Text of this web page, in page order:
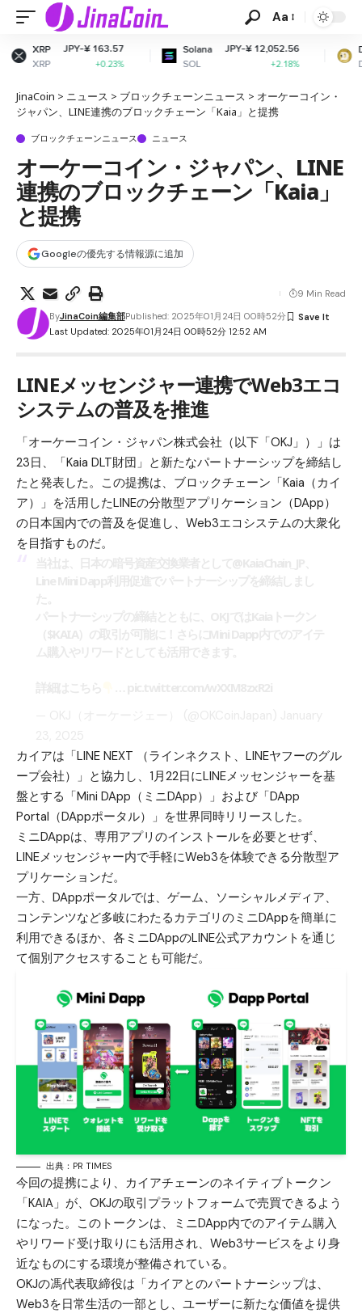
Aa
+0.23%
Solana
SOL
JPY-¥ 12,052.56
+2.18%
Dogecoin
DOGE
JPY-¥
-
JinaCoin > ニュース > ブロックチェーンニュース > オーケーコイン・
ジャパン、LINE連携のブロックチェーン「Kaia」と提携
ブロックチェーンニュース ニュース
オーケーコイン・ジャパン、LINE
連携のブロックチェーン「Kaia」
と提携
Googleの優先する情報源に追加
Last Updated: 2025年01月24日 00時52分 12:52 AM
ByJinaCoin編集部Published: 2025年01月24日 00時52分
9 Min Read
LINEメッセンジャー連携でWeb3エコ
システムの普及を推進
「オーケーコイン・ジャパン株式会社（以下「OKJ」）」は
23日、「Kaia DLT財団」と新たなパートナーシップを締結し
たと発表した。この提携は、ブロックチェーン「Kaia（カイ
ア）」を活用したLINEの分散型アプリケーション（DApp）
の日本国内での普及を促進し、Web3エコシステムの大衆化
を目指すものだ。
カイアは「LINE NEXT （ラインネクスト、LINEヤフーのグル
ープ会社）」と協力し、1月22日にLINEメッセンジャーを基
盤とする「Mini DApp（ミニDApp）」および「DApp
Portal（DAppポータル）」を世界同時リリースした。
ミニDAppは、専用アプリのインストールを必要とせず、
LINEメッセンジャー内で手軽にWeb3を体験できる分散型ア
プリケーションだ。
一方、DAppポータルでは、ゲーム、ソーシャルメディア、
コンテンツなど多岐にわたるカテゴリのミニDAppを簡単に
利用できるほか、各ミニDAppのLINE公式アカウントを通じ
て個別アクセスすることも可能だ。
出典：PR TIMES
今回の提携により、カイアチェーンのネイティブトークン
「KAIA」が、OKJの取引プラットフォームで売買できるよう
になった。このトークンは、ミニDApp内でのアイテム購入
やリワード受け取りにも活用され、Web3サービスをより身
近なものにする環境が整備されている。
OKJの馮代表取締役は「カイアとのパートナーシップは、
Web3を日常生活の一部とし、ユーザーに新たな価値を提供